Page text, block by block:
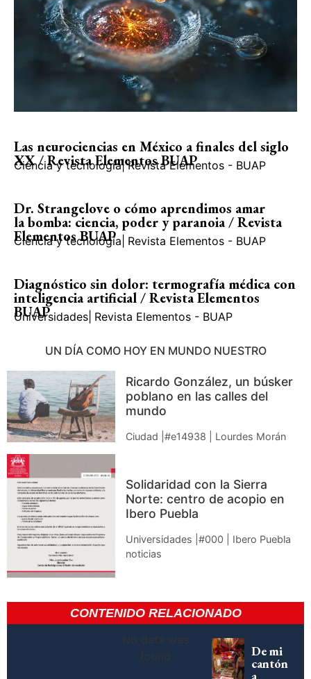
Las neurociencias en México a finales del siglo
XX / Revista Elementos BUAP
Ciencia y tecnología| Revista Elementos - BUAP
Dr. Strangelove o cómo aprendimos amar
la bomba: ciencia, poder y paranoia / Revista
Elementos BUAP
Ciencia y tecnología Revista Elementos - BUAP
Diagnóstico sin dolor: termografía médica con
inteligencia artificial / Revista Elementos
BUAP
Universidades Revista Elementos - BUAP
UN DÍA COMO HOY EN MUNDO NUESTRO
Ricardo González, un búsker
poblano en las calles del
mundo
Ciudad |#e14938 | Lourdes Morán
Solidaridad con la Sierra
Norte: centro de acopio en
Ibero Puebla
Universidades |#000 | Ibero Puebla
noticias
CONTENIDO RELACIONADO
No data was
found
De mi
cantón